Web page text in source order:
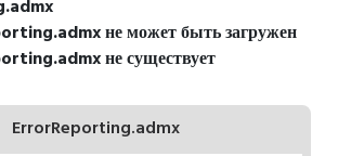
не может быть загружен
не существует
ErrorReporting.admx